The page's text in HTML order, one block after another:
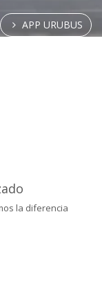
APP URUBUS
la diferencia